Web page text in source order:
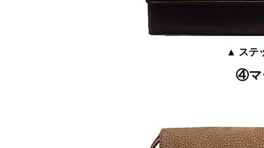
▲ ステ
④マ